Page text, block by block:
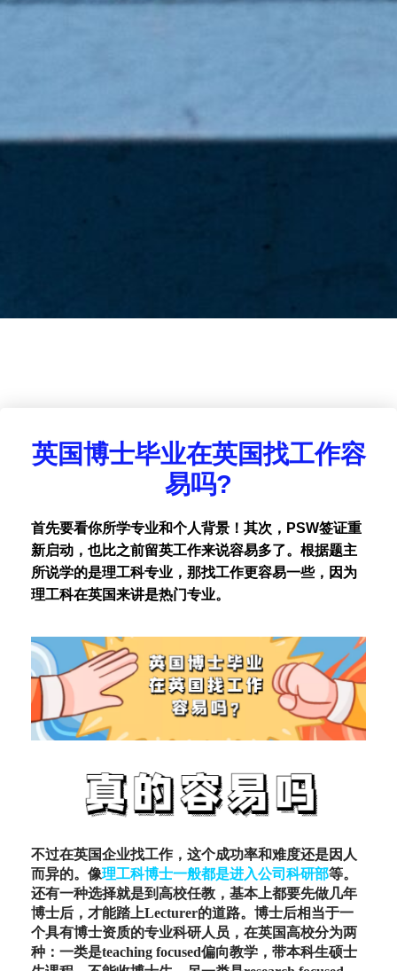
英国博士毕业在英国找工作容
易吗?
首先要看你所学专业和个人背景！其次，PSW签证重
新启动，也比之前留英工作来说容易多了。根据题主
所说学的是理工科专业，那找工作更容易一些，因为
理工科在英国来讲是热门专业。
不过在英国企业找工作，这个成功率和难度还是因人
而异的。像理工科博士一般都是进入公司科研部等。
还有一种选择就是到高校任教，基本上都要先做几年
博士后，才能踏上Lecturer的道路。博士后相当于一
个具有博士资质的专业科研人员，在英国高校分为两
种：一类是teaching focused偏向教学，带本科生硕士